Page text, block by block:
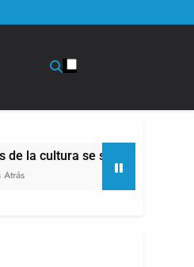
se sumaron a la marcha